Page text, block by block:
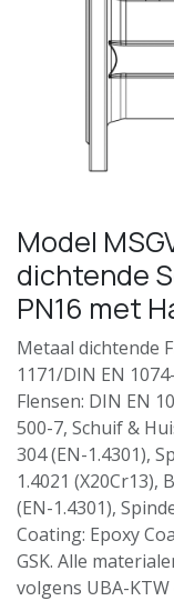
Model
dichtende
PN16 met
Metaal dichtende
1171/DIN EN
Flensen: DIN EN
500-7, Schuif &
304 (EN-1.4301),
1.4021 (X20Cr13),
(EN-1.4301),
Coating: Epoxy
GSK. Alle
volgens UBA-KTW